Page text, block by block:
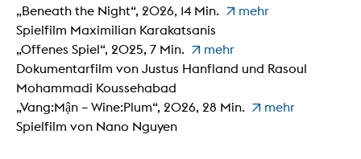
„Beneath the Night“, 2026, 14 Min.
mehr
Spielfilm Maximilian Karakatsanis
„Offenes Spiel“, 2025, 7 Min.
mehr
Dokumentarfilm von Justus Hanfland und Rasoul
Mohammadi Koussehabad
„Vang:Mận – Wine:Plum“, 2026, 28 Min.
mehr
Spielfilm von Nano Nguyen